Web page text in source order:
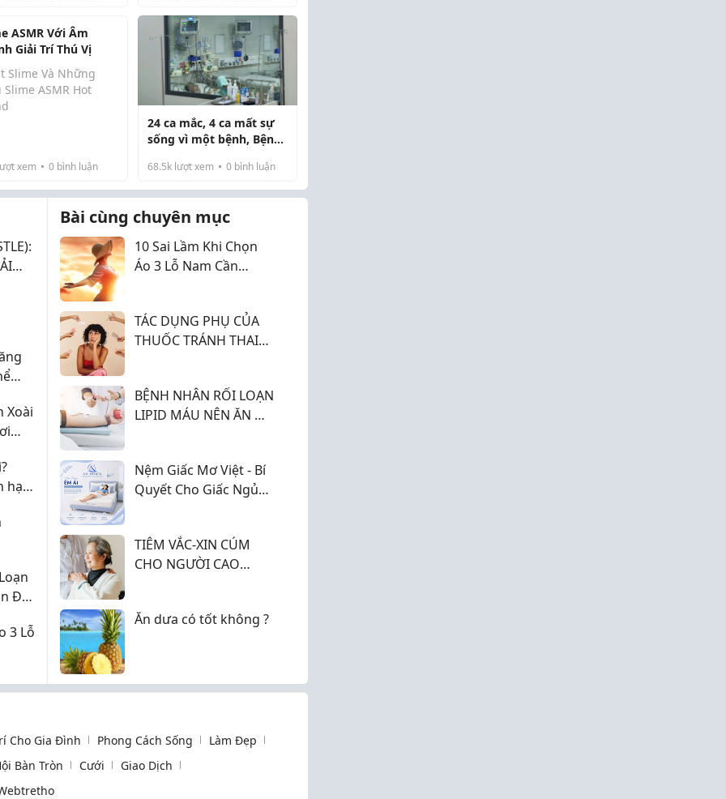
ASMR Với Âm
Giải Trí Thú Vị
Slime Và Những
Slime ASMR Hot
nhờ âm thanh
vị. Popit Slime
đến nhiều mẫu
xem 0 bình luận
24 ca mắc, 4 ca mất sự
sống vì một bệnh, Bệnh
báo 'nóng'
68.5klượt xem 0bình luận
Xoài
hạn
Đái
3 Lỗ
Bài cùng chuyên mục
10 Sai Lầm Khi Chọn
Áo 3 Lỗ Nam Cần
TÁC DỤNG PHỤ CỦA
THUỐC TRÁNH THAI
BỆNH NHÂN RỐI LOẠN
LIPID MÁU NÊN ĂN GÌ
Nệm Giấc Mơ Việt - Bí
Quyết Cho Giấc Ngủ
TIÊM VẮC-XIN CÚM
CHO NGƯỜI CAO
Ăn dưa có tốt không ?
Cho Gia Đình Phong Cách Sống
Làm Đẹp
Bàn Tròn Cưới
Giao Dịch